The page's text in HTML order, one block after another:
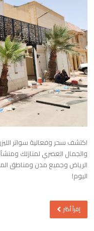
اكتشف سحر وفعالية سواتر
والجمال العصري لمنازلك
الرياض وجميع مدن ومناطق
اليوم!
إقرأ أكثر